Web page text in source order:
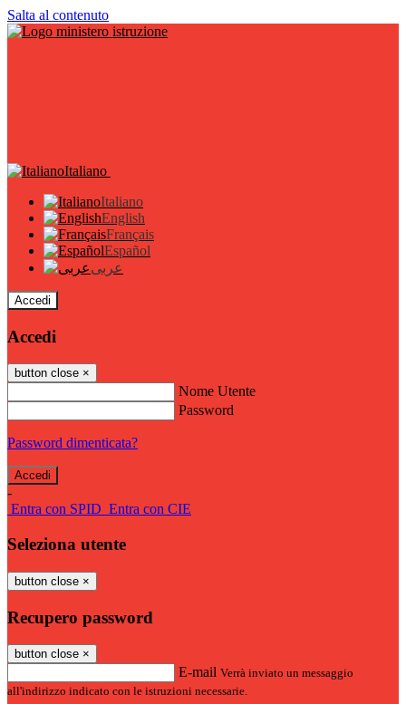
Salta al contenuto
Italiano
Italiano
English
Français
Español
عربى
Accedi
Accedi
button close ×
Nome Utente
Password
Password dimenticata?
-
Entra con SPID Entra con CIE
Seleziona utente
button close ×
Recupero password
button close ×
E-mail Verrà inviato un messaggio
all'indirizzo indicato con le istruzioni necessarie.